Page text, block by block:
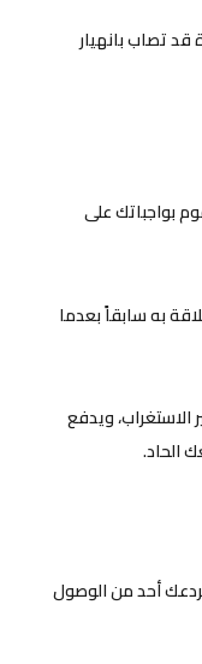
تصاب بانهيار
بواجباتك على
به سابقاً بعدما
الاستغراب، ويدفع
الحاد.
أحد من الوصول